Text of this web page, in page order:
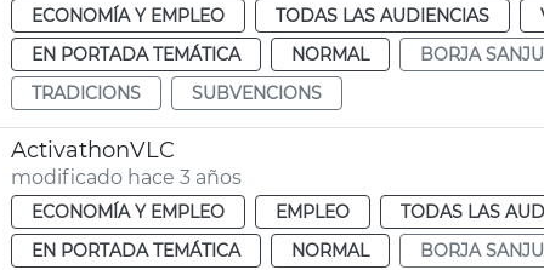
ECONOMÍA Y EMPLEO TODAS LAS AUDIENCIAS
EN PORTADA TEMÁTICA
NORMAL BORJA
TRADICIONS
SUBVENCIONS
ActivathonVLC
modificado hace 3 años
ECONOMÍA Y EMPLEO EMPLEO TODAS LAS
EN PORTADA TEMÁTICA
NORMAL BORJA